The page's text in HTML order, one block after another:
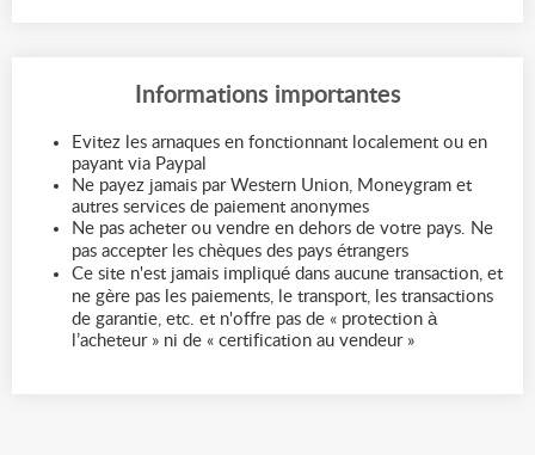
Informations importantes
Evitez les arnaques en fonctionnant localement ou en
payant via Paypal
Ne payez jamais par Western Union, Moneygram et
autres services de paiement anonymes
Ne pas acheter ou vendre en dehors de votre pays. Ne
pas accepter les chèques des pays étrangers
Ce site n'est jamais impliqué dans aucune transaction, et
ne gère pas les paiements, le transport, les transactions
de garantie, etc. et n'offre pas de « protection à
l’acheteur » ni de « certification au vendeur »